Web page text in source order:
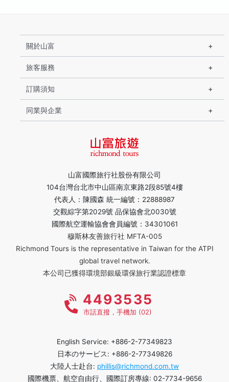
山富國際旅行社股份有限公司
104台灣台北市中山區南京東路2段85號4樓
代表人：陳國森 統一編號：22888987
交觀綜字第2029號 品保協會北0030號
國際航空運輸協會會員編號：34301061
穆斯林友善旅行社 MFTA-005
Richmond Tours is the representative in Taiwan for the ATPI
global travel network.
本公司已獲得環境部銀級環保旅行業認證標章
關於山富
旅客服務
訂購須知
同業與企業
4493535
市話直撥，手機加 (02)
English Service: +886-2-77349823
日本のサービス: +886-2-77349826
大陸人士赴台: phillis@richmond.com.tw
國際機票、航空自由行、國際訂房專線: 02-7734-9656